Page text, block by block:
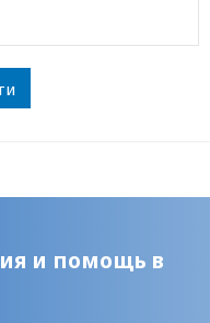
и помощь в